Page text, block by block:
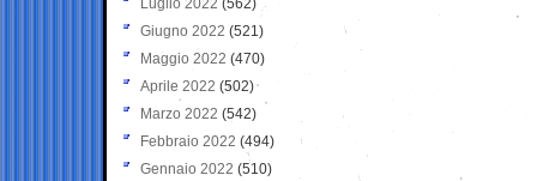
Luglio 2022 (562)
Giugno 2022 (521)
Maggio 2022 (470)
Aprile 2022 (502)
Marzo 2022 (542)
Febbraio 2022 (494)
Gennaio 2022 (510)